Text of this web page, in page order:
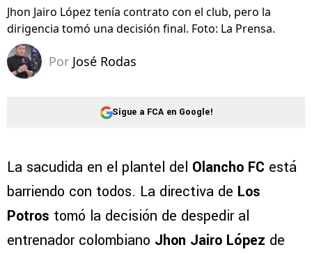
Jhon Jairo López tenía contrato con el club, pero la
dirigencia tomó una decisión final. Foto: La Prensa.
Por José Rodas
Sigue a FCA en Google!
La sacudida en el plantel del Olancho FC está
barriendo con todos. La directiva de Los
Potros tomó la decisión de despedir al
entrenador colombiano Jhon Jairo López de